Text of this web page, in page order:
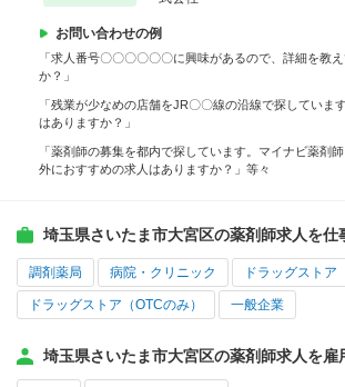
お問い合わせの例
「求人番号〇〇〇〇〇〇に興味があるので、詳細を教
か？」
「残業が少なめの店舗をJR〇〇線の沿線で探していま
はありますか？」
「薬剤師の募集を都内で探しています。マイナビ薬剤
外におすすめの求人はありますか？」等々
埼玉県さいたま市大宮区の薬剤師求人を仕
調剤薬局 病院・クリニック ドラッグストア
ドラッグストア（OTCのみ） 一般企業
埼玉県さいたま市大宮区の薬剤師求人を雇